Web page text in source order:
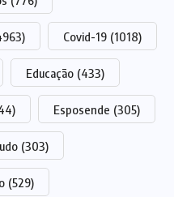
Covid-19 (1018)
Educação (433)
Esposende (305)
(303)
(529)